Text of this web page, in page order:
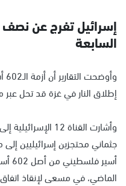
إسرائيل تفرج عن
السابعة
إطلاق النار في غزة قد تحل عبر
وأشارت القناة 12
الماضي، في مسعى لإنقاذ اتفاق